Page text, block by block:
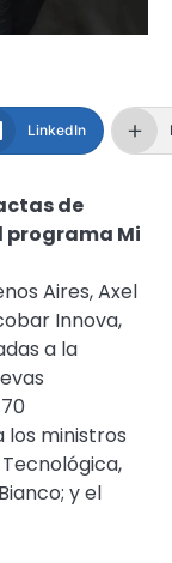
LinkedIn
de
programa Mi
Aires, Axel
Innova,
a la
los ministros
y el